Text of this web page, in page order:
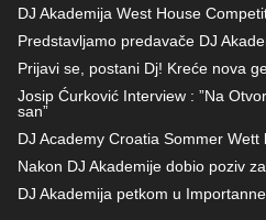
DJ Akademija West House
Predstavljamo predavače DJ
Prijavi se, postani Dj! Kreće nova
Josip Ćurković Interview : ”Na
san”
DJ Academy Croatia Sommer Wett
Nakon DJ Akademije dobio poziv
DJ Akademija petkom u